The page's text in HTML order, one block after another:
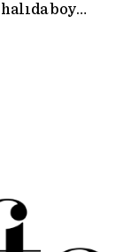
boy